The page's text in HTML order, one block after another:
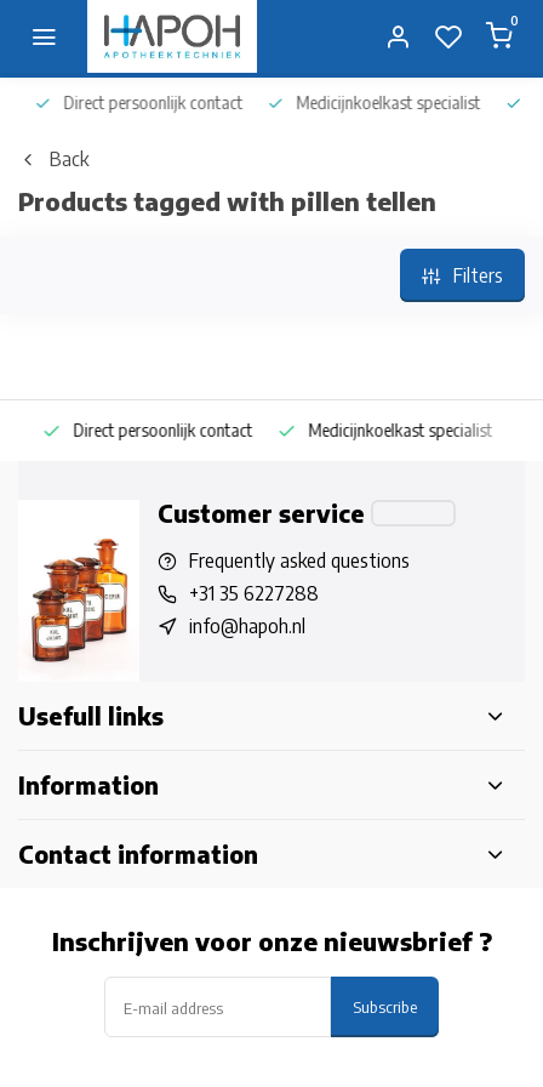
0
Direct persoonlijk contact Medicijnkoelkast specialist Op
Back
Products tagged with pillen tellen
Filters
Direct persoonlijk contact Medicijnkoelkast specialist
Customer service
Frequently asked questions
+31 35 6227288
info@hapoh.nl
Usefull links
Information
Contact information
Inschrijven voor onze nieuwsbrief ?
Subscribe